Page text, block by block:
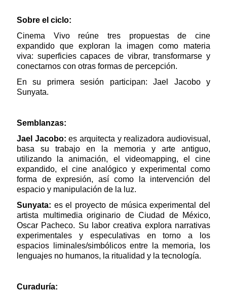
Sobre el ciclo:
Cinema Vivo reúne tres propuestas de cine
expandido que exploran la imagen como materia
viva: superficies capaces de vibrar, transformarse y
conectarnos con otras formas de percepción.
En su primera sesión participan: Jael Jacobo y
Sunyata.
Semblanzas:
Jael Jacobo: es arquitecta y realizadora audiovisual,
basa su trabajo en la memoria y arte antiguo,
utilizando la animación, el videomapping, el cine
expandido, el cine analógico y experimental como
forma de expresión, así como la intervención del
espacio y manipulación de la luz.
Sunyata: es el proyecto de música experimental del
artista multimedia originario de Ciudad de México,
Oscar Pacheco. Su labor creativa explora narrativas
experimentales y especulativas en torno a los
espacios liminales/simbólicos entre la memoria, los
lenguajes no humanos, la ritualidad y la tecnología.
Curaduría: